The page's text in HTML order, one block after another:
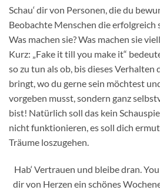
Schau‘ dir von Personen, die du
Beobachte Menschen die erfolgreich
Was machen sie? Was machen sie
Kurz: „Fake it till you make it“
so zu tun als ob, bis dieses
bringt, wo du gerne sein möchtest
vorgeben musst, sondern ganz
bist! Natürlich soll das kein
nicht funktionieren, es soll dich
Träume loszugehen.
Hab‘ Vertrauen und bleibe dran.
dir von Herzen ein schönes